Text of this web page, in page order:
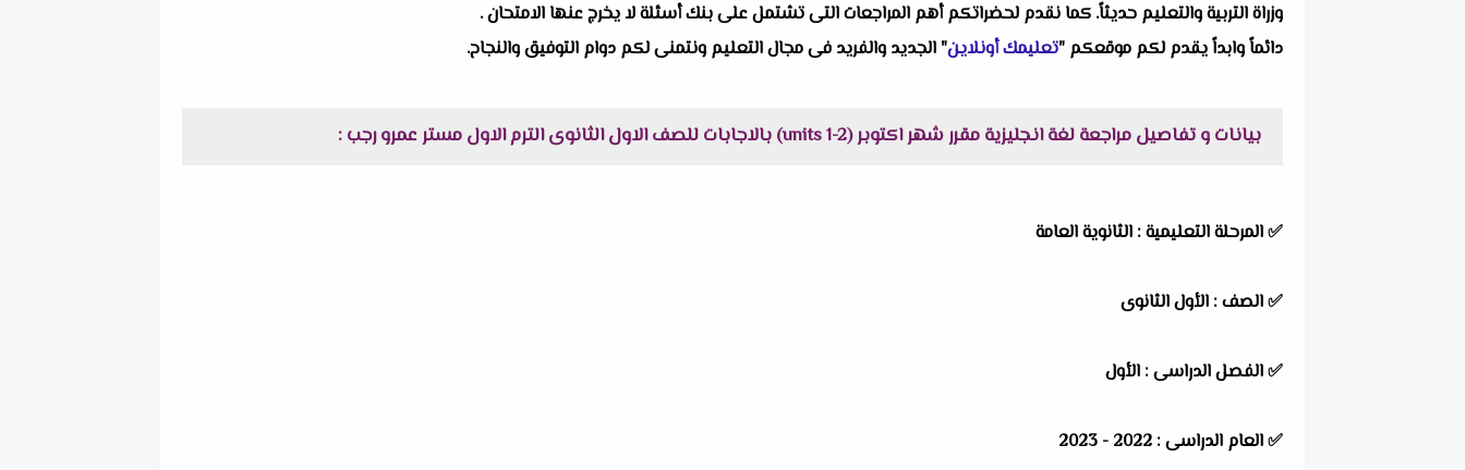
وزراة التربية والتعليم حديثاً. كما نقدم لحضراتكم أهم المراجعات التى تشتمل على بنك أسئلة لا يخرج عنها الامتحان .
دائماً وابداً يقدم لكم موقعكم "تعليمك أونلاين" الجديد والفريد فى مجال التعليم ونتمنى لكم دوام التوفيق والنجاح.
بيانات و تفاصيل مراجعة لغة انجليزية مقرر شهر اكتوبر (units 1-2) بالاجابات للصف الاول الثانوى الترم الاول مستر عمرو رجب :
✅ المرحلة التعليمية : الثانوية العامة
✅ الصف : الأول الثانوى
✅ الفصل الدراسى : الأول
✅ العام الدراسى : 2022 - 2023